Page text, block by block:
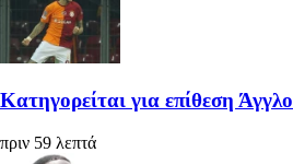
Κατηγορείται για επίθεση
πριν 59 λεπτά